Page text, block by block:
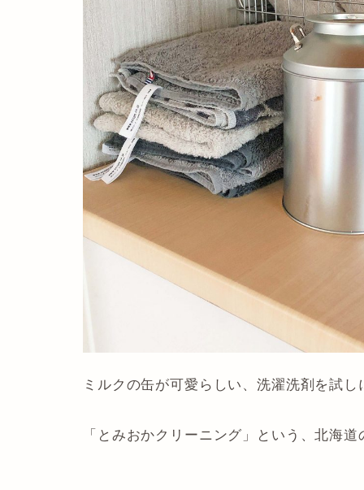
ミルクの缶が可愛らしい、洗濯洗剤を試
「とみおかクリーニング」という、北海